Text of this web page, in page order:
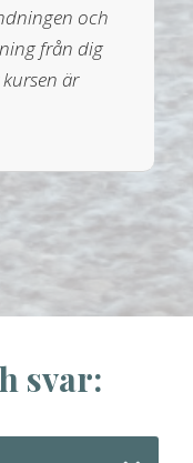
och
från dig
är
svar: